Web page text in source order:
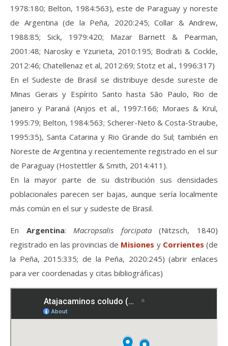
1978:180; Belton, 1984:563), este de Paraguay y noreste
de Argentina (de la Peña, 2020:245; Collar & Andrew,
1988:85; Sick, 1979:420; Mazar Barnett & Pearman,
2001:48; Narosky e Yzurieta, 2010:195; Bodrati & Cockle,
2012:46; Chatellenaz et al, 2012:69; Stotz et al., 1996:317)
En el Sudeste de Brasil se distribuye desde sureste de
Minas Gerais y Espírito Santo hasta São Paulo, Rio de
Janeiro y Paraná (Anjos et al., 1997:166; Moraes & Krul,
1995:79; Belton, 1984:563; Scherer-Neto & Costa-Straube,
1995:35), Santa Catarina y Rio Grande do Sul; también en
Noreste de Argentina y recientemente registrado en el sur
de Paraguay (Hostettler & Smith, 2014:411).
En la mayor parte de su distribución sus densidades
poblacionales parecen ser bajas, aunque sería localmente
más común en el sur y sudeste de Brasil.
En Argentina:Macropsalis forcipata(Nitzsch, 1840)
registrado en las provincias de Misiones y Corrientes (de
la Peña, 2015:335; de la Peña, 2020:245) (abrir enlaces
para ver coordenadas y citas bibliográficas)